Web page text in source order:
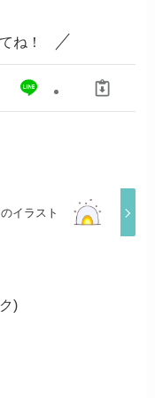
ね！
イラスト
)